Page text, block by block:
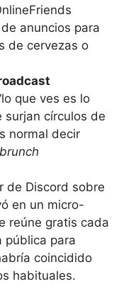
anuncios para
de cervezas o
que ves es lo
surjan círculos de
normal decir
de Discord sobre
en un micro-
reúne gratis cada
pública para
coincidido
habituales.